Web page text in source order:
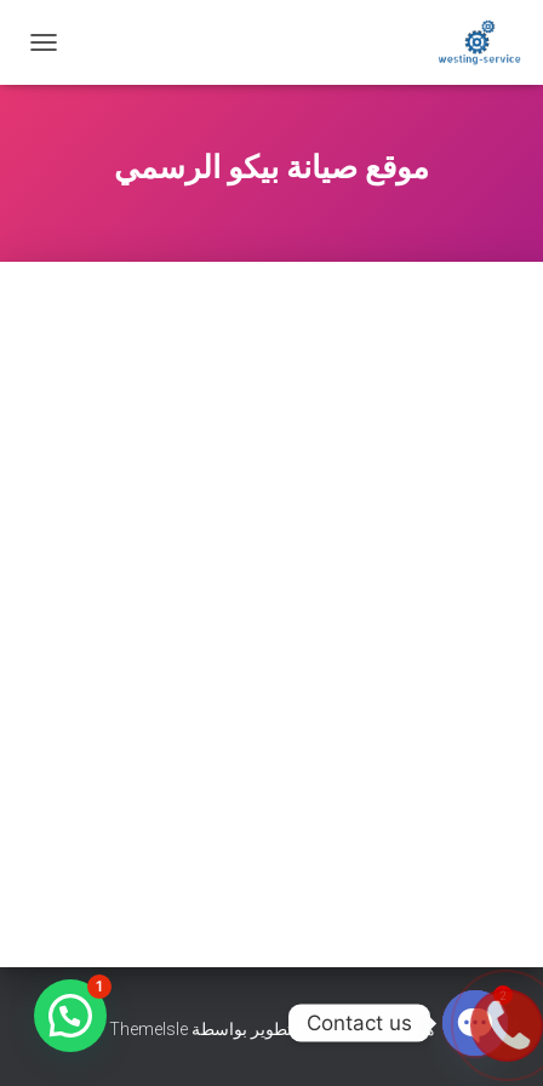
التنقل
موقع صيانة بيكو الرسمي
هستيا (Hestia) | تّم التطوير بواسطة ThemeIsle
1
Contact us
OPEN
2